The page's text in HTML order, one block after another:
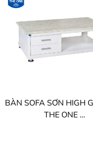
BÀN SOFA SƠN HIGH
THE ONE